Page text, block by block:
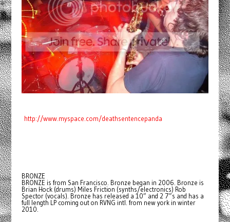
http://www.myspace.com/deathsentencepanda
BRONZE
BRONZE is from San Francisco. Bronze began in 2006. Bronze is
Brian Hock (drums) Miles Friction (synths/electronics) Rob
Spector (vocals). Bronze has released a 10” and 2 7”s and has a
full length LP coming out on RVNG intl. from new york in winter
2010.